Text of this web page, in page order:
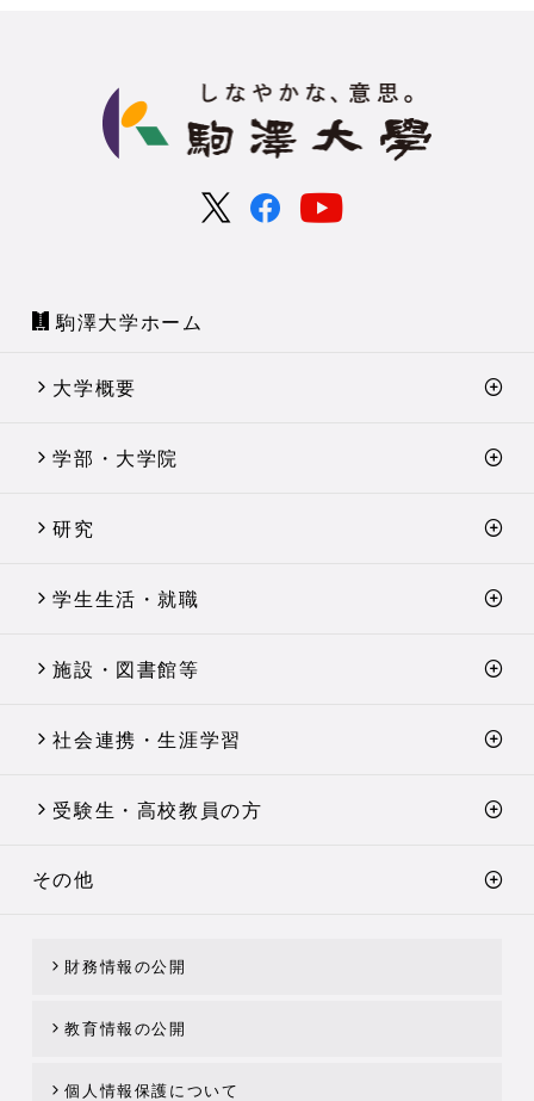
駒澤大学ホーム
大学概要
学部・大学院
研究
学生生活・就職
施設・図書館等
社会連携・生涯学習
受験生・高校教員の方
その他
財務情報の公開
教育情報の公開
個人情報保護について